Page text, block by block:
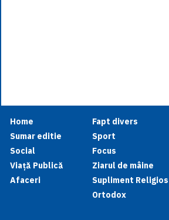
Home
Sumar editie
Social
Viață Publică
Afaceri
Fapt divers
Sport
Focus
Ziarul de mâine
Supliment Religios
Ortodox